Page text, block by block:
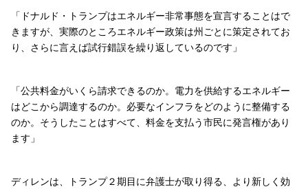
「ドナルド・トランプはエネルギー非常事態を宣言することはで
きますが、実際のところエネルギー政策は州ごとに策定されてお
り、さらに言えば試行錯誤を繰り返しているのです」
「公共料金がいくら請求できるのか。電力を供給するエネルギー
はどこから調達するのか。必要なインフラをどのように整備する
のか。そうしたことはすべて、料金を支払う市民に発言権があり
ます」
ディレンは、トランプ２期目に弁護士が取り得る、より新しく効